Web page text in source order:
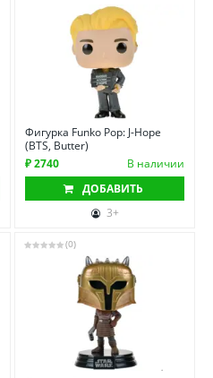
Фигурка Funko Pop: J-Hope
(BTS, Butter)
₽ 2740
В наличии
ДОБАВИТЬ
3+
(0)